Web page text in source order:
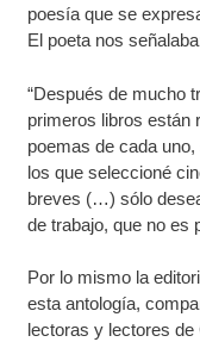
poesía que se
El poeta nos
“Después de mucho
primeros libros están
poemas de cada
los que seleccioné
breves (…) sólo
de trabajo, que no es
Por lo mismo la
esta antología,
lectoras y lectores de